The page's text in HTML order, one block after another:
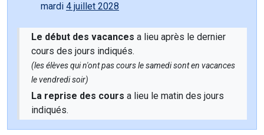
mardi 4 juillet 2028
Le début des vacances a lieu après le dernier
cours des jours indiqués.
(les élèves qui n'ont pas cours le samedi sont en vacances
le vendredi soir)
La reprise des cours a lieu le matin des jours
indiqués.